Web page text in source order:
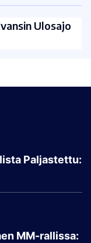
Ulosajo
Paljastettu:
MM-rallissa: